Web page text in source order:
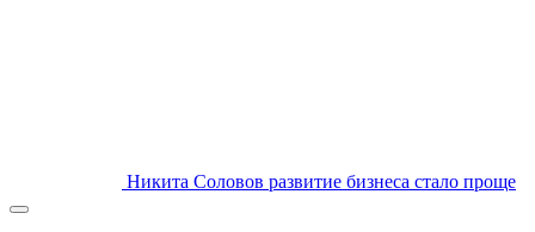
Никита Соловов развитие бизнеса стало проще